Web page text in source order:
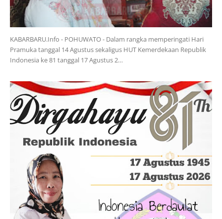
KABARBARU.Info - POHUWATO - Dalam rangka memperingati Hari
Pramuka tanggal 14 Agustus sekaligus HUT Kemerdekaan Republik
Indonesia ke 81 tanggal 17 Agustus 2…